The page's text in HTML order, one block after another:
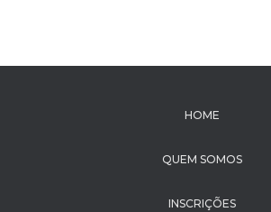
HOME
QUEM SOMOS
INSCRIÇÕES